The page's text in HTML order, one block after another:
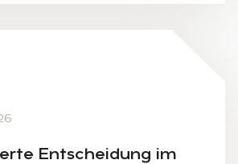
Ent­schei­dung im